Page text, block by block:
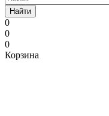
Найти
0
0
0
Корзина